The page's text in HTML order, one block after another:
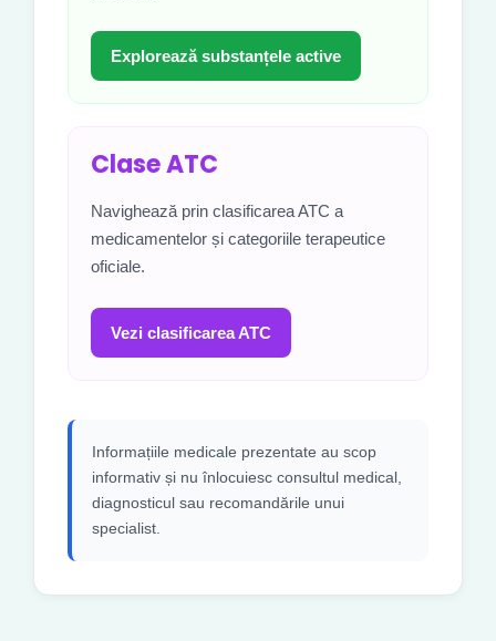
Explorează substanțele active
Clase ATC
Navighează prin clasificarea ATC a
medicamentelor și categoriile terapeutice
oficiale.
Vezi clasificarea ATC
Informațiile medicale prezentate au scop
informativ și nu înlocuiesc consultul medical,
diagnosticul sau recomandările unui
specialist.